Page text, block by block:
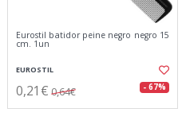
Eurostil batidor peine negro negro 15
cm. 1un
EUROSTIL
0,21€ 0,64€ - 67%